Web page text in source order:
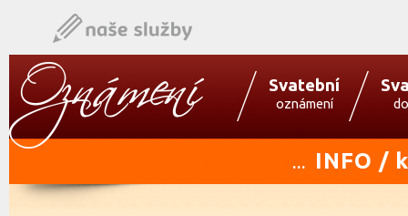
Svatební
oznámení
... INFO /